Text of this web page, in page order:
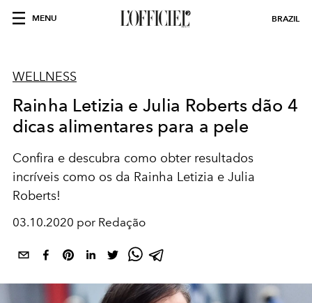
MENU BRAZIL
WELLNESS
Rainha Letizia e Julia Roberts dão 4
dicas alimentares para a pele
Confira e descubra como obter resultados
incríveis como os da Rainha Letizia e Julia
Roberts!
03.10.2020 por Redação